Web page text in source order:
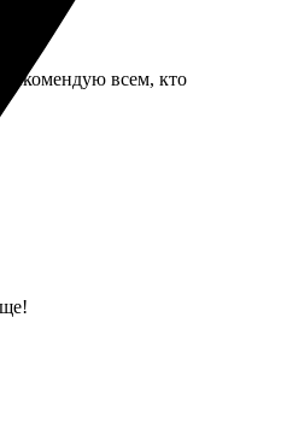
Рекомендую всем, кто